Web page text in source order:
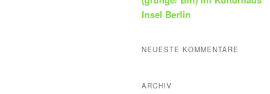
Insel Berlin
NEUESTE KOMMENTARE
ARCHIV